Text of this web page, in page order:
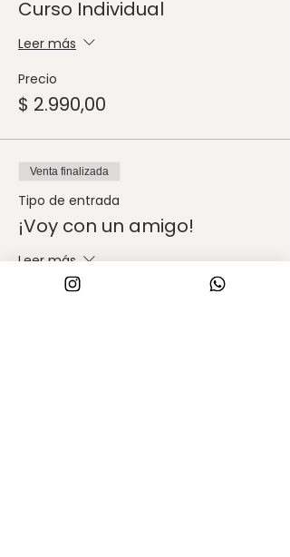
Curso Individual
Leer más
Precio
$ 2.990,00
Venta finalizada
Tipo de entrada
¡Voy con un amigo!
Leer más